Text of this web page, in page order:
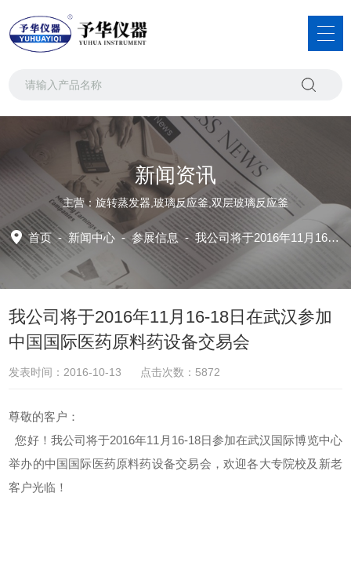
新闻资讯
主营：旋转蒸发器,玻璃反应釜,双层玻璃反应釜
首页-新闻中心 -参展信息 -我公司将于2016年11月16-18日在武汉参加中国国际医药原料药设备交易会
我公司将于2016年11月16-18日在武汉参加
中国国际医药原料药设备交易会
发表时间：2016-10-13 点击次数：5872
尊敬的客户：
您好！我公司将于2016年11月16-18日参加在武汉国际博览中心
举办的中国国际医药原料药设备交易会，欢迎各大专院校及新老
客户光临！